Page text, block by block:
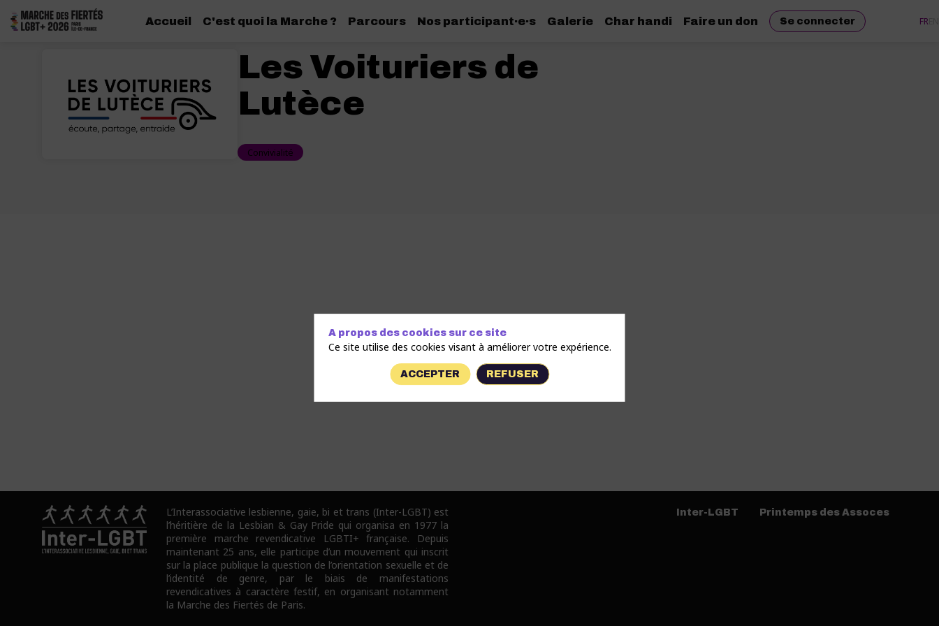
Accueil C'est quoi la Marche ? Parcours Nos participant·e·s Galerie Char handi Faire un don Se connecter FR
Les Voituriers de
Lutèce
Convivialité
L’Interassociative lesbienne, gaie, bi et trans (Inter-LGBT) est
l’héritière de la Lesbian & Gay Pride qui organisa en 1977 la
première marche revendicative LGBTI+ française. Depuis
maintenant 25 ans, elle participe d’un mouvement qui inscrit
sur la place publique la question de l’orientation sexuelle et de
l’identité de genre, par le biais de manifestations
revendicatives à caractère festif, en organisant notamment
la Marche des Fiertés de Paris.
Inter-LGBT Printemps des Assoces
A propos des cookies sur ce site
Ce site utilise des cookies visant à améliorer votre expérience.
ACCEPTER REFUSER